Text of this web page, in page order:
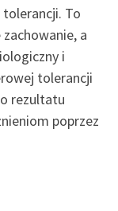
To
a
i
tolerancji
rezultatu
poprzez